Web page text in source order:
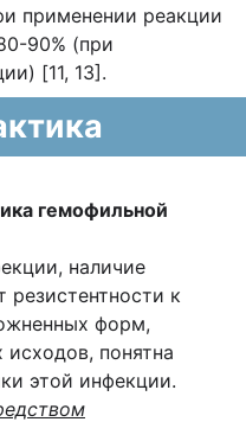
применении реакции
90% (при
[11, 13].
гемофильной
наличие
резистентности к
форм,
понятна
этой инфекции.